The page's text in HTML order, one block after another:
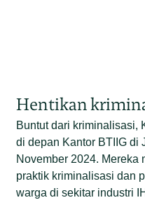
Hentikan
Buntut dari kriminalisasi,
di depan Kantor BTIIG di
November 2024. Mereka
praktik kriminalisasi dan
warga di sekitar industri